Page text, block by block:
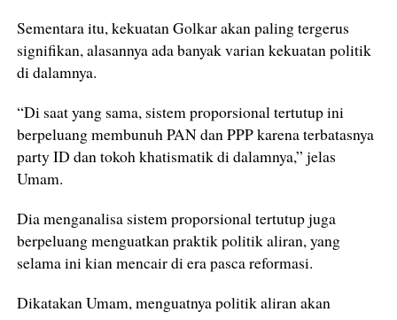
Sementara itu, kekuatan Golkar akan paling tergerus
signifikan, alasannya ada banyak varian kekuatan politik
di dalamnya.
“Di saat yang sama, sistem proporsional tertutup ini
berpeluang membunuh PAN dan PPP karena terbatasnya
party ID dan tokoh khatismatik di dalamnya,” jelas
Umam.
Dia menganalisa sistem proporsional tertutup juga
berpeluang menguatkan praktik politik aliran, yang
selama ini kian mencair di era pasca reformasi.
Dikatakan Umam, menguatnya politik aliran akan